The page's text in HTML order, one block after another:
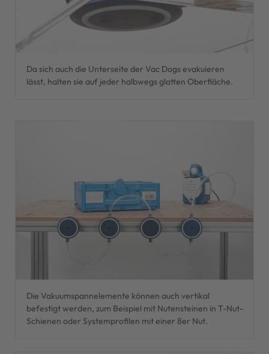
Da sich auch die Unterseite der Vac Dogs evakuieren
lässt, halten sie auf jeder halbwegs glatten Oberfläche.
Die Vakuumspannelemente können auch vertikal
befestigt werden, zum Beispiel mit Nutensteinen in T-Nut-
Schienen oder Systemprofilen mit einer 8er Nut.